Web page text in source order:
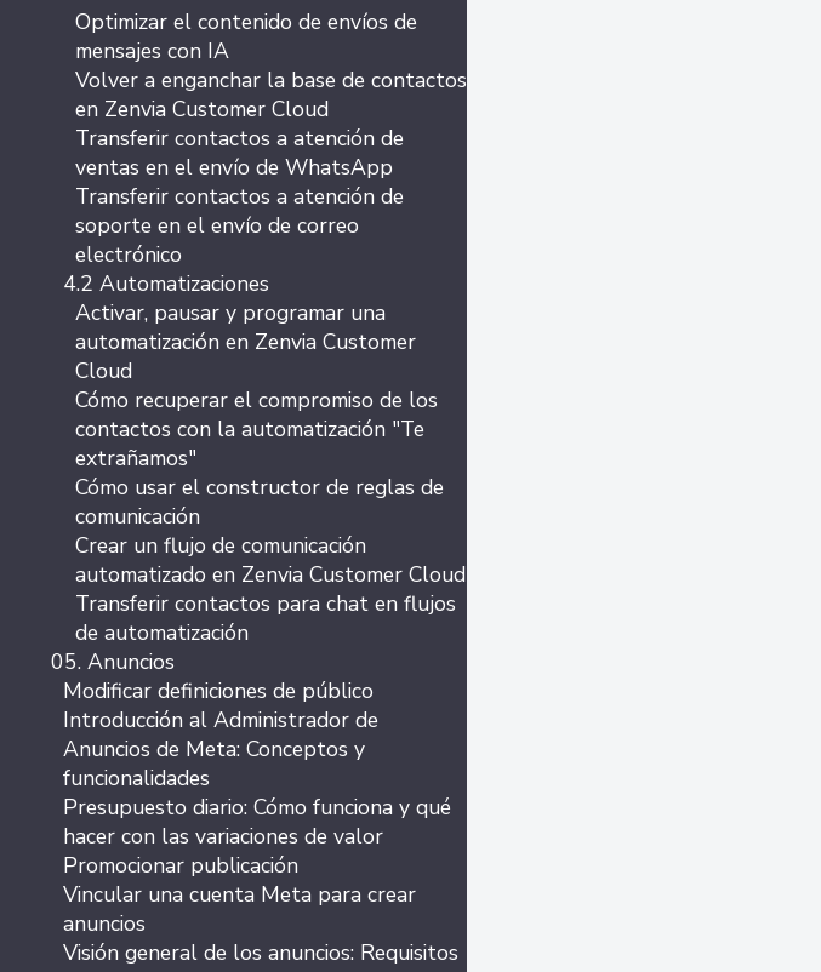
Optimizar el contenido de envíos de
mensajes con IA
Volver a enganchar la base de contactos
en Zenvia Customer Cloud
Transferir contactos a atención de
ventas en el envío de WhatsApp
Transferir contactos a atención de
soporte en el envío de correo
electrónico
4.2 Automatizaciones
Activar, pausar y programar una
automatización en Zenvia Customer
Cloud
Cómo recuperar el compromiso de los
contactos con la automatización "Te
extrañamos"
Cómo usar el constructor de reglas de
comunicación
Crear un flujo de comunicación
automatizado en Zenvia Customer Cloud
Transferir contactos para chat en flujos
de automatización
05. Anuncios
Modificar definiciones de público
Introducción al Administrador de
Anuncios de Meta: Conceptos y
funcionalidades
Presupuesto diario: Cómo funciona y qué
hacer con las variaciones de valor
Promocionar publicación
Vincular una cuenta Meta para crear
anuncios
Visión general de los anuncios: Requisitos